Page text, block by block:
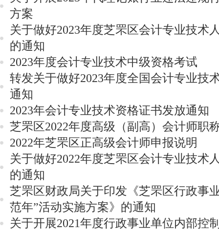
方案
关于做好2023年度芝罘区会计专业技术
的通知
2023年度会计专业技术中级资格考试
转发关于做好2023年度全国会计专业技
通知
2023年会计专业技术资格证书发放通知
芝罘区2022年度高级（副高）会计师职
2022年芝罘区正高级会计师申报说明
关于做好2022年度芝罘区会计专业技术
的通知
芝罘区财政局关于印发《芝罘区行政事
范年”活动实施方案》的通知
关于开展2021年度行政事业单位内部控